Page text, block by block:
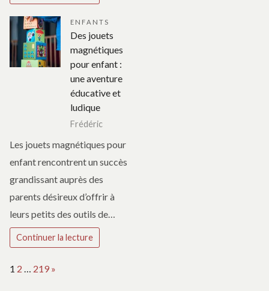
ENFANTS
Des jouets
magnétiques
pour enfant :
une aventure
éducative et
ludique
Frédéric
Les jouets magnétiques pour
enfant rencontrent un succès
grandissant auprès des
parents désireux d’offrir à
leurs petits des outils de…
Continuer la lecture
Page:
1 2 … 219 Next
»